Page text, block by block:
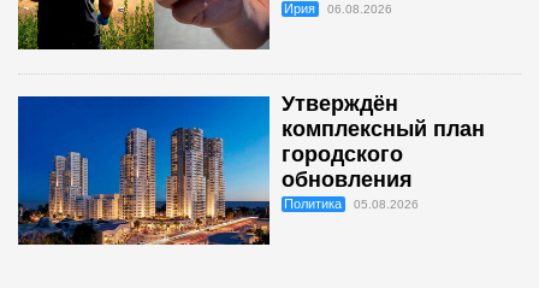
Ирия 06.08.2026
Утверждён
комплексный план
городского
обновления
Политика 05.08.2026